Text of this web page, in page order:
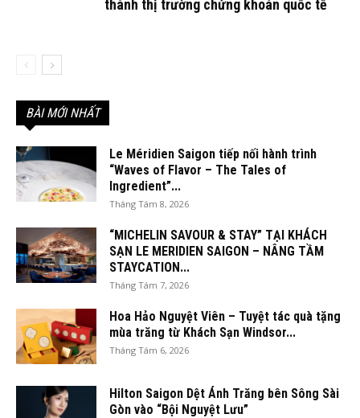
thành thị trường chứng khoán quốc tế
BÀI MỚI NHẤT
Le Méridien Saigon tiếp nối hành trình
“Waves of Flavor – The Tales of
Ingredient”...
Tháng Tám 8, 2026
“MICHELIN SAVOUR & STAY” TẠI KHÁCH
SẠN LE MERIDIEN SAIGON – NÂNG TẦM
STAYCATION...
Tháng Tám 7, 2026
Hoa Hảo Nguyệt Viên – Tuyệt tác quà tặng
mùa trăng từ Khách Sạn Windsor...
Tháng Tám 6, 2026
Hilton Saigon Dệt Ánh Trăng bên Sông Sài
Gòn vào “Bội Nguyệt Lưu”